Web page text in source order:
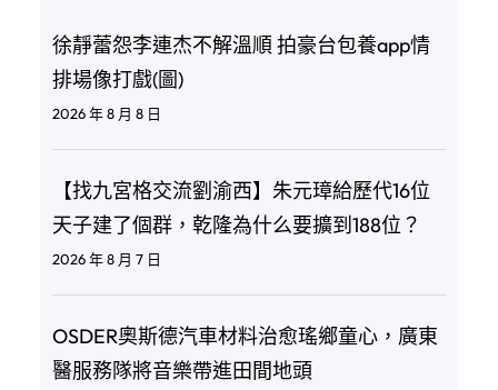
徐靜蕾怨李連杰不解溫順 拍豪台包養app情
排場像打戲(圖)
2026 年 8 月 8 日
【找九宮格交流劉渝西】朱元璋給歷代16位
天子建了個群，乾隆為什么要擴到188位？
2026 年 8 月 7 日
OSDER奧斯德汽車材料治愈瑤鄉童心，廣東
醫服務隊將音樂帶進田間地頭